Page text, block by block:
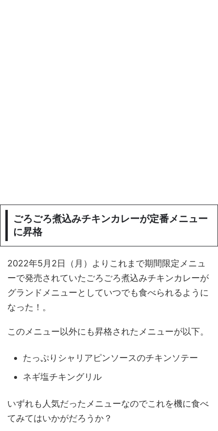
ごろごろ煮込みチキンカレーが定番メニュー
に昇格
2022年5月2日（月）よりこれまで期間限定メニュ
ーで発売されていたごろごろ煮込みチキンカレーが
グランドメニューとしていつでも食べられるように
なった！。
このメニュー以外にも昇格されたメニューが以下。
たっぷりシャリアピンソースのチキンソテー
ネギ塩チキングリル
いずれも人気だったメニューなのでこれを機に食べ
てみてはいかがだろうか？